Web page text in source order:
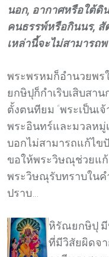
นอก, อากาศหรือใต้ดิน
คนธรรพ์หรือกินนร, สั
เหล่านี้จะไม่สามารถ
พระพรหมก็อำนวยพร
ยกษิปุก็กำเริบเสิบสา
ตั้งตนทียม “พระเป็นเ
พระอินทร์และมวลหมู่
บอกไม่สามารถแก้ไข
ขอให้พระวิษณุช่วยแ
พระวิษณุรับทราบใน
ปราบ…
หิรัณยกษิปุ มี
ที่มีวิสัยผิดจา